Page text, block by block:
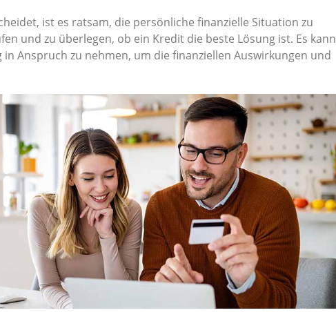
ist es ratsam, die persönliche finanzielle Situation zu
und zu überlegen, ob ein Kredit die beste Lösung ist. Es kann
Anspruch zu nehmen, um die finanziellen Auswirkungen und